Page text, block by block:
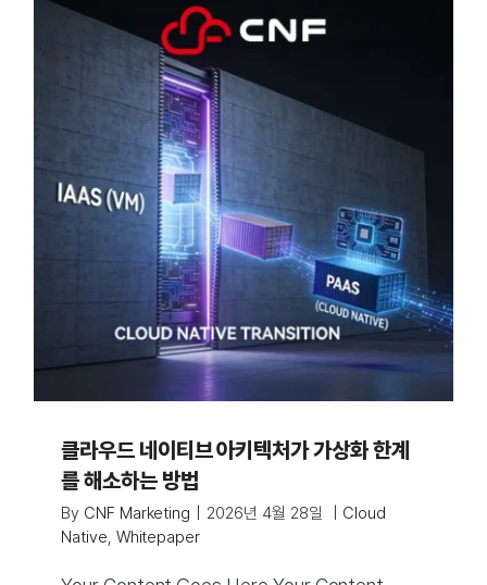
클라우드 네이티브 아키텍처가 가상화 한계
를 해소하는 방법
By CNF Marketing 2026년 4월 28일
Cloud
Native, Whitepaper